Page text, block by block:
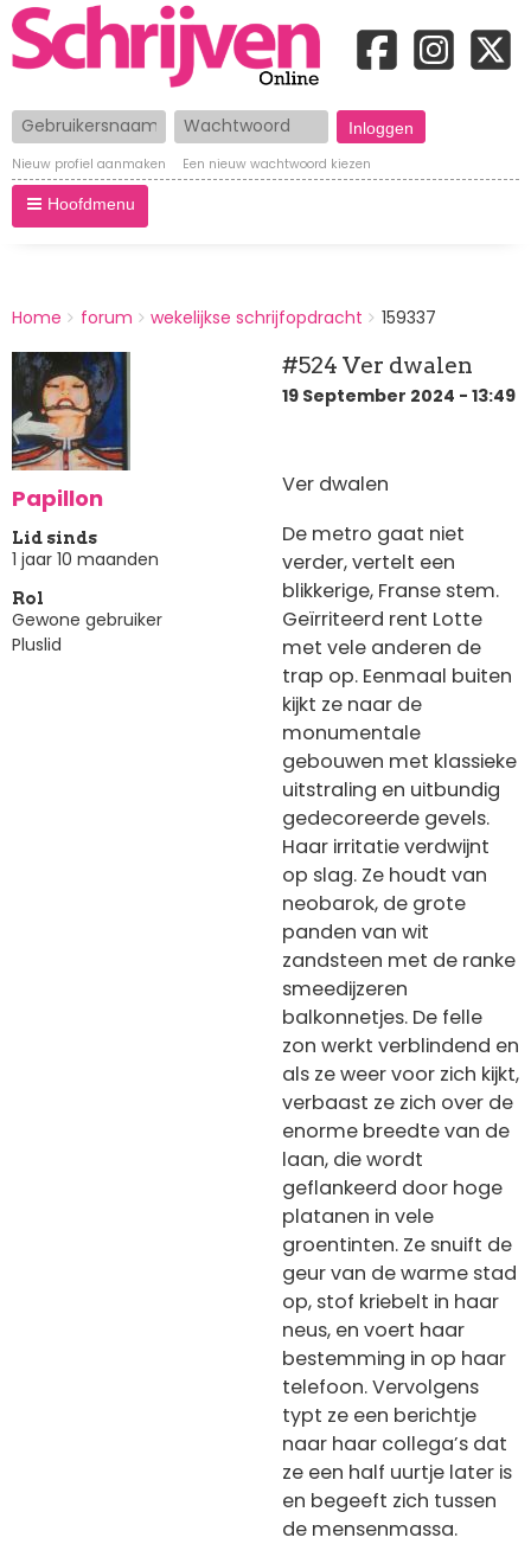
Gebruikersnaam Wachtwoord
Nieuw profiel aanmaken Een nieuw wachtwoord kiezen
Hoofdmenu
BREADCRUMBS
You
here:
Home forum wekelijkse schrijfopdracht 159337
Papillon
Lid sinds
1 jaar 10 maanden
Rol
Gewone gebruiker
Pluslid
#524 Ver dwalen
19 September 2024 - 13:49
Ver dwalen
De metro gaat niet
verder, vertelt een
blikkerige, Franse stem.
Geïrriteerd rent Lotte
met vele anderen de
trap op. Eenmaal buiten
kijkt ze naar de
monumentale
gebouwen met klassieke
uitstraling en uitbundig
gedecoreerde gevels.
Haar irritatie verdwijnt
op slag. Ze houdt van
neobarok, de grote
panden van wit
zandsteen met de ranke
smeedijzeren
balkonnetjes. De felle
zon werkt verblindend en
als ze weer voor zich kijkt,
verbaast ze zich over de
enorme breedte van de
laan, die wordt
geflankeerd door hoge
platanen in vele
groentinten. Ze snuift de
geur van de warme stad
op, stof kriebelt in haar
neus, en voert haar
bestemming in op haar
telefoon. Vervolgens
typt ze een berichtje
naar haar collega’s dat
ze een half uurtje later is
en begeeft zich tussen
de mensenmassa.